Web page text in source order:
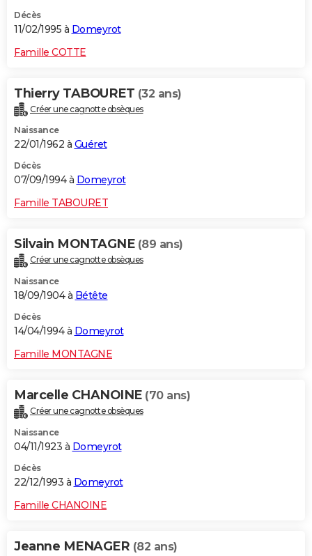
Décès
11/02/1995 à Domeyrot
Famille COTTE
Thierry TABOURET (32 ans)
Créer une cagnotte obsèques
Naissance
22/01/1962 à Guéret
Décès
07/09/1994 à Domeyrot
Famille TABOURET
Silvain MONTAGNE (89 ans)
Créer une cagnotte obsèques
Naissance
18/09/1904 à Bétête
Décès
14/04/1994 à Domeyrot
Famille MONTAGNE
Marcelle CHANOINE (70 ans)
Créer une cagnotte obsèques
Naissance
04/11/1923 à Domeyrot
Décès
22/12/1993 à Domeyrot
Famille CHANOINE
Jeanne MENAGER (82 ans)